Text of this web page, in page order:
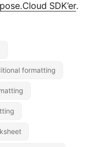
SDK’er.
formatting